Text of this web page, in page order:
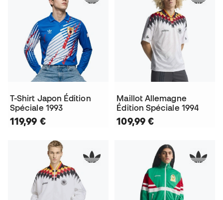
T-Shirt Japon Édition
Spéciale 1993
119,99 €
Maillot Allemagne
Édition Spéciale 1994
109,99 €